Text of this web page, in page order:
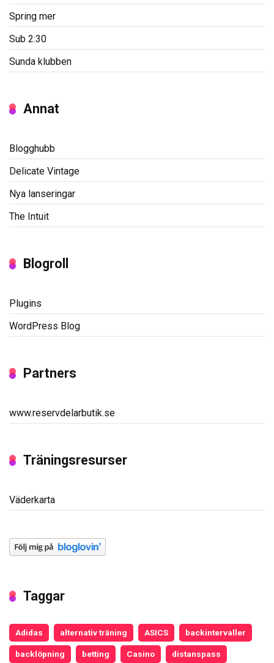
Spring mer
Sub 2:30
Sunda klubben
Annat
Blogghubb
Delicate Vintage
Nya lanseringar
The Intuit
Blogroll
Plugins
WordPress Blog
Partners
www.reservdelarbutik.se
Träningsresurser
Väderkarta
Taggar
Adidas alternativ träning ASICS backintervaller
backlöpning betting Casino distanspass